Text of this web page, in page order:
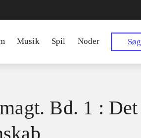
Musik Spil Noder Søg
Bd. 1 : Det